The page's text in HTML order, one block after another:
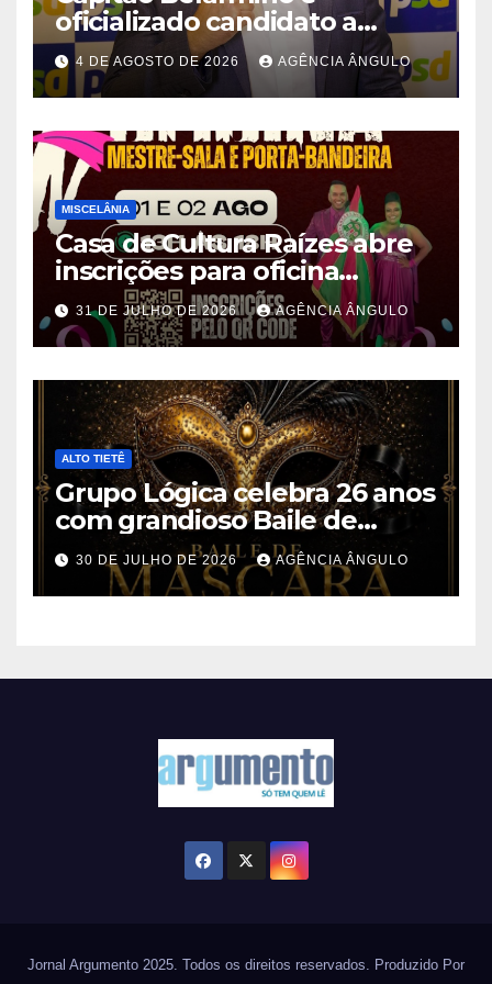
oficializado candidato a
deputado estadual pelo PSD
durante convenção em São
Paulo
4 DE AGOSTO DE 2026 AGÊNCIA ÂNGULO
MISCELÂNIA
Casa de Cultura Raízes abre
inscrições para oficina
gratuita de Mestre-Sala e
Porta-Bandeira em Ferraz de
Vasconcelos
31 DE JULHO DE 2026 AGÊNCIA ÂNGULO
ALTO TIETÊ
Grupo Lógica celebra 26 anos
com grandioso Baile de
Máscaras em Suzano
30 DE JULHO DE 2026 AGÊNCIA ÂNGULO
Jornal Argumento 2025. Todos os direitos reservados. Produzido Por